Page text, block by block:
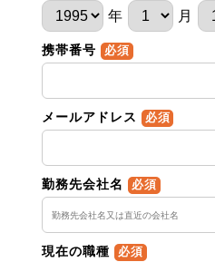
年 月
携帯番号 必須
メールアドレス 必須
勤務先会社名 必須
現在の職種 必須